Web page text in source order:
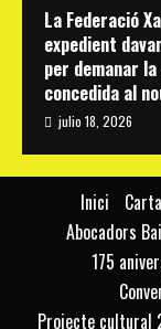
La Federació
expedient
per demanar
concedida al
julio 18, 2026
Inici
Abocadors
175
Projecte cultural